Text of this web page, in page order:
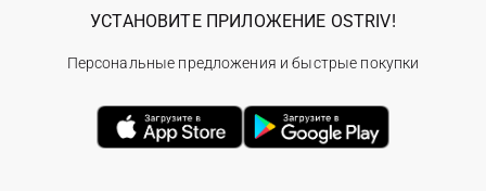
УСТАНОВИТЕ ПРИЛОЖЕНИЕ OSTRIV!
Персональные предложения и быстрые покупки